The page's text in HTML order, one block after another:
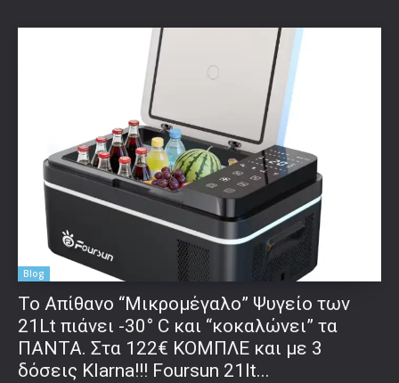
Blog
Το Απίθανο “Μικρομέγαλο” Ψυγείο των
21Lt πιάνει -30° C και “κοκαλώνει” τα
ΠΑΝΤΑ. Στα 122€ ΚΟΜΠΛΕ και με 3
δόσεις Klarna!!! Foursun 21lt...